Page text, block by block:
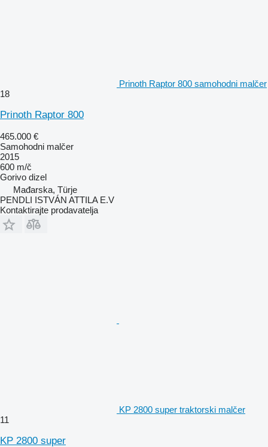
Prinoth Raptor 800 samohodni malčer
18
Prinoth Raptor 800
465.000 €
Samohodni malčer
2015
600 m/č
Gorivo dizel
Mađarska, Türje
PENDLI ISTVÁN ATTILA E.V
Kontaktirajte prodavatelja
KP 2800 super traktorski malčer
11
KP 2800 super